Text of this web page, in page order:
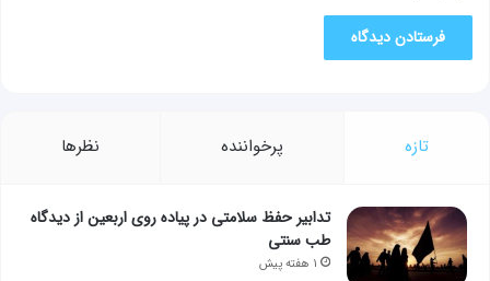
تازه پرخواننده نظرها
تدابیر حفظ سلامتی در پیاده روی اربعین از دیدگاه
طب سنتی
۱ هفته پیش